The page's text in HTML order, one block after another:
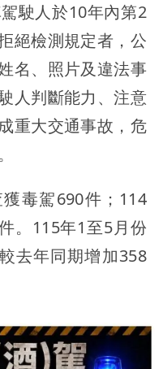
駛人於10年內第2
絕檢測規定者，公
名、照片及違法事
人判斷能力、注意
重大交通事故，危
毒駕690件；114
。115年1至5月份
去年同期增加358